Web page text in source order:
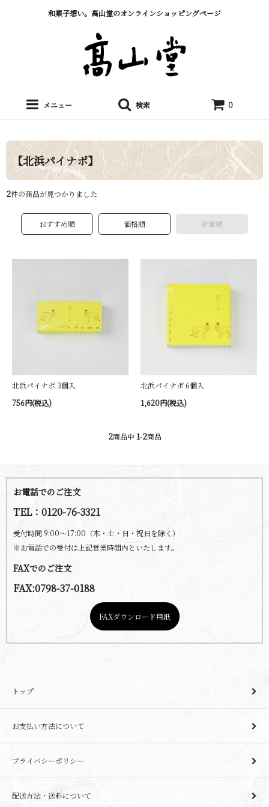
和菓子想い。髙山堂のオンラインショッピングページ
メニュー 検索 0
【北浜パイナポ】
2件の商品が見つかりました
おすすめ順 価格順 新着順
北浜パイナポ 3個入
756円(税込)
北浜パイナポ 6個入
1,620円(税込)
2商品中 1-2商品
お電話でのご注文
TEL：0120-76-3321
受付時間 9:00～17:00（木・土・日・祝日を除く）
※お電話での受付は上記営業時間内といたします。
FAXでのご注文
FAX:0798-37-0188
FAXダウンロード用紙
トップ
お支払い方法について
プライバシーポリシー
配送方法・送料について